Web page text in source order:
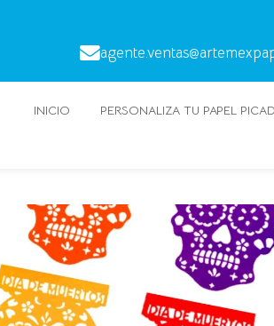
INICIO PERSONALIZA TU PAPEL